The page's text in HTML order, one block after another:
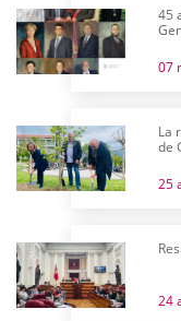
45
07
La
de
25
24